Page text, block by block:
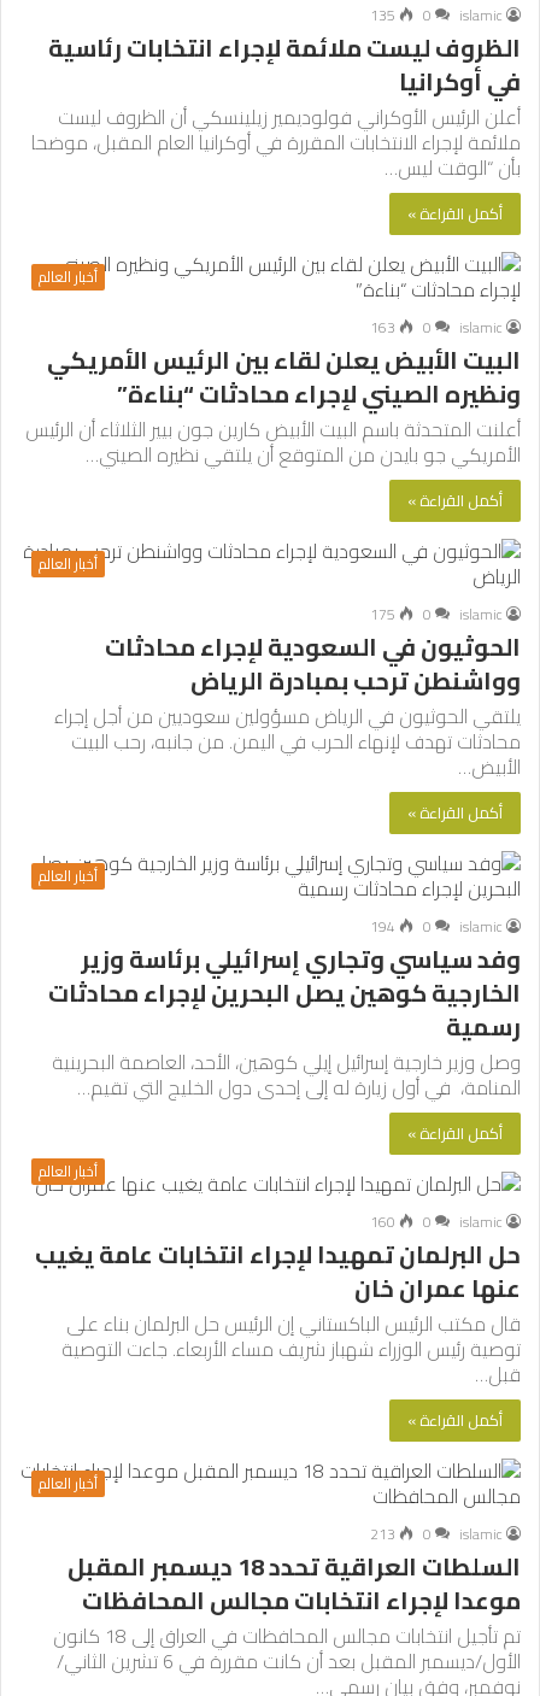
islamic
0
135
الظروف ليست ملائمة لإجراء انتخابات رئاسية
في أوكرانيا
أعلن الرئيس الأوكراني فولوديمير زيلينسكي أن الظروف ليست
ملائمة لإجراء الانتخابات المقررة في أوكرانيا العام المقبل، موضحا
بأن “الوقت ليس…
أكمل القراءة »
أخبار العالم
islamic
0
163
البيت الأبيض يعلن لقاء بين الرئيس الأمريكي
ونظيره الصيني لإجراء محادثات “بناءة”
أعلنت المتحدثة باسم البيت الأبيض كارين جون بيير الثلاثاء أن الرئيس
الأمريكي جو بايدن من المتوقع أن يلتقي نظيره الصيني…
أكمل القراءة »
أخبار العالم
islamic
0
175
الحوثيون في السعودية لإجراء محادثات
وواشنطن ترحب بمبادرة الرياض
يلتقي الحوثيون في الرياض مسؤولين سعوديين من أجل إجراء
محادثات تهدف لإنهاء الحرب في اليمن. من جانبه، رحب البيت
الأبيض…
أكمل القراءة »
أخبار العالم
islamic
0
194
وفد سياسي وتجاري إسرائيلي برئاسة وزير
الخارجية كوهين يصل البحرين لإجراء محادثات
رسمية
وصل وزير خارجية إسرائيل إيلي كوهين، الأحد، العاصمة البحرينية
المنامة، في أول زيارة له إلى إحدى دول الخليج التي تقيم…
أكمل القراءة »
أخبار العالم
islamic
0
160
حل البرلمان تمهيدا لإجراء انتخابات عامة يغيب
عنها عمران خان
قال مكتب الرئيس الباكستاني إن الرئيس حل البرلمان بناء على
توصية رئيس الوزراء شهباز شريف مساء الأربعاء. جاءت التوصية
قبل…
أكمل القراءة »
أخبار العالم
islamic
0
213
السلطات العراقية تحدد 18 ديسمبر المقبل
موعدا لإجراء انتخابات مجالس المحافظات
تم تأجيل انتخابات مجالس المحافظات في العراق إلى 18 كانون
الأول/ديسمبر المقبل بعد أن كانت مقررة في 6 تشرين الثاني/
نوفمبر، وفق بيان رسمي…